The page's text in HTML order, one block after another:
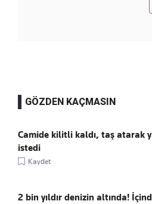
GÖZDEN KAÇMASIN
Camide kilitli kaldı, taş atarak
istedi
Kaydet
2 bin yıldır denizin altında!